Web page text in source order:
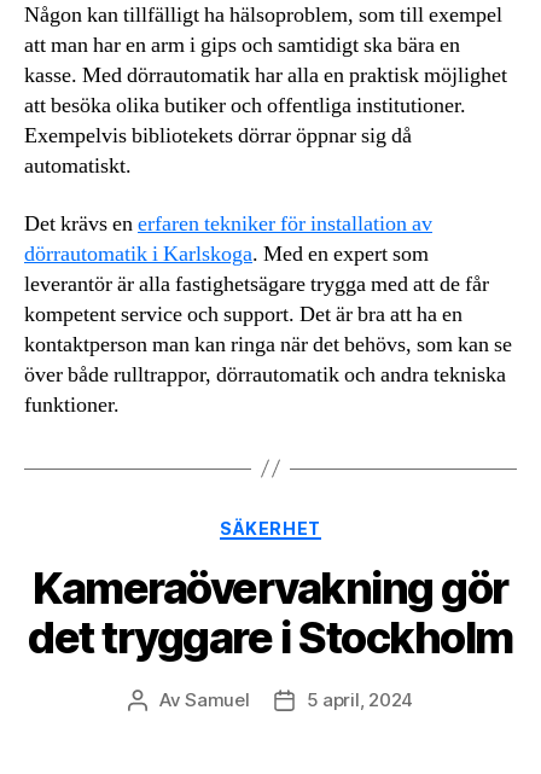
Någon kan tillfälligt ha hälsoproblem, som till exempel
att man har en arm i gips och samtidigt ska bära en
kasse. Med dörrautomatik har alla en praktisk möjlighet
att besöka olika butiker och offentliga institutioner.
Exempelvis bibliotekets dörrar öppnar sig då
automatiskt.
Det krävs enerfaren tekniker för installation av
dörrautomatik i Karlskoga. Med en expert som
leverantör är alla fastighetsägare trygga med att de får
kompetent service och support. Det är bra att ha en
kontaktperson man kan ringa när det behövs, som kan se
över både rulltrappor, dörrautomatik och andra tekniska
funktioner.
Kategorier
SÄKERHET
Kameraövervakning gör
det tryggare i Stockholm
Inläggsförfattare
AvSamuel Inläggsdatum
5 april, 2024